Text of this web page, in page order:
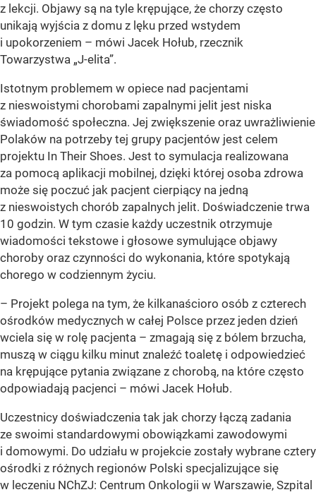
z lekcji. Objawy są na tyle krępujące, że chorzy często
unikają wyjścia z domu z lęku przed wstydem
i upokorzeniem – mówi Jacek Hołub, rzecznik
Towarzystwa „J-elita”.
Istotnym problemem w opiece nad pacjentami
z nieswoistymi chorobami zapalnymi jelit jest niska
świadomość społeczna. Jej zwiększenie oraz uwrażliwienie
Polaków na potrzeby tej grupy pacjentów jest celem
projektu In Their Shoes. Jest to symulacja realizowana
za pomocą aplikacji mobilnej, dzięki której osoba zdrowa
może się poczuć jak pacjent cierpiący na jedną
z nieswoistych chorób zapalnych jelit. Doświadczenie trwa
10 godzin. W tym czasie każdy uczestnik otrzymuje
wiadomości tekstowe i głosowe symulujące objawy
choroby oraz czynności do wykonania, które spotykają
chorego w codziennym życiu.
– Projekt polega na tym, że kilkanaścioro osób z czterech
ośrodków medycznych w całej Polsce przez jeden dzień
wciela się w rolę pacjenta – zmagają się z bólem brzucha,
muszą w ciągu kilku minut znaleźć toaletę i odpowiedzieć
na krępujące pytania związane z chorobą, na które często
odpowiadają pacjenci – mówi Jacek Hołub.
Uczestnicy doświadczenia tak jak chorzy łączą zadania
ze swoimi standardowymi obowiązkami zawodowymi
i domowymi. Do udziału w projekcie zostały wybrane cztery
ośrodki z różnych regionów Polski specjalizujące się
w leczeniu NChZJ: Centrum Onkologii w Warszawie, Szpital